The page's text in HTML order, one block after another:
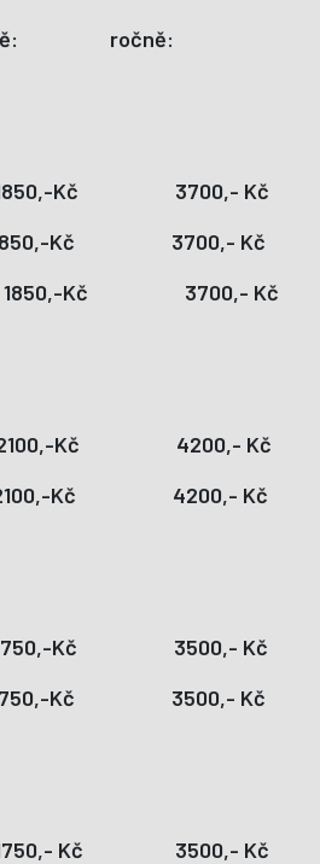
ročně:
Kč 3700,- Kč
Kč 3700,- Kč
Kč 3700,- Kč
Kč 4200,- Kč
Kč 4200,- Kč
Kč 3500,- Kč
Kč 3500,- Kč
Kč 3500,- Kč